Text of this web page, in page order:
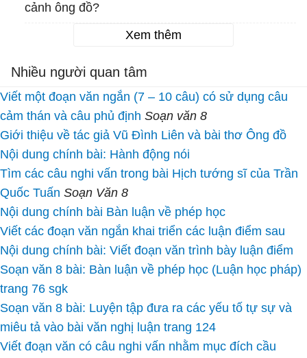
cảnh ông đồ?
Xem thêm
Nhiều người quan tâm
Viết một đoạn văn ngắn (7 – 10 câu) có sử dụng câu
cảm thán và câu phủ định Soạn văn 8
Giới thiệu về tác giả Vũ Đình Liên và bài thơ Ông đồ
Nội dung chính bài: Hành động nói
Tìm các câu nghi vấn trong bài Hịch tướng sĩ của Trần
Quốc Tuấn Soạn Văn 8
Nội dung chính bài Bàn luận về phép học
Viết các đoạn văn ngắn khai triển các luận điểm sau
Nội dung chính bài: Viết đoạn văn trình bày luận điểm
Soạn văn 8 bài: Bàn luận về phép học (Luận học pháp)
trang 76 sgk
Soạn văn 8 bài: Luyện tập đưa ra các yếu tố tự sự và
miêu tả vào bài văn nghị luận trang 124
Viết đoạn văn có câu nghi vấn nhằm mục đích cầu